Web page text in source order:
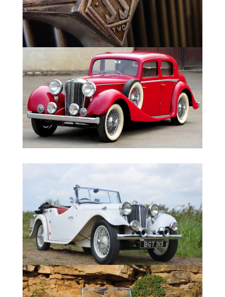
1936 SS1 Airline Saloon
Всего за весь период производства SS1 и
SS2 с октября 1931 по июль 1936 -
произведено 5812 автомобилей.
Технические характеристики SS1 1931 г.:
Двигатель 2.5 литра (2552) мощностью 45
л.с. (34 кВТ); с 10/1932 - 48 л.с. (36 кВт)
Длинна - 4420; с 10/1932 - 4724 мм
Ширина - 1524; с 10/1932 - 1613 мм
Колесная база – 3023 мм
Задняя колея – 1295 мм
Максимальная скорость - 120 км в час
Масса - 1300 кг
Разгон 0-60 mph – 28 сек.
Коробка передач - четырех ступенчатая,
механическая.
Подвеска - на полуэллиптических рессорах
Аммортизаторы - механические
регулируемые тип "Andre Hartford"
Тормозная система - фирмы Bendix
Колеса - Dunlop, камерные 5.50х18